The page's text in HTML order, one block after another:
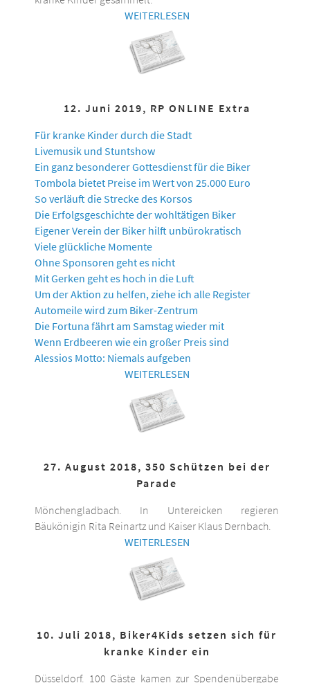
WEITERLESEN
12. Juni 2019, RP ONLINE Extra
Für kranke Kinder durch die Stadt
Livemusik und Stuntshow
Ein ganz besonderer Gottesdienst für die Biker
Tombola bietet Preise im Wert von 25.000 Euro
So verläuft die Strecke des Korsos
Die Erfolgsgeschichte der wohltätigen Biker
Eigener Verein der Biker hilft unbürokratisch
Viele glückliche Momente
Ohne Sponsoren geht es nicht
Mit Gerken geht es hoch in die Luft
Um der Aktion zu helfen, ziehe ich alle Register
Automeile wird zum Biker-Zentrum
Die Fortuna fährt am Samstag wieder mit
Wenn Erdbeeren wie ein großer Preis sind
Alessios Motto: Niemals aufgeben
WEITERLESEN
27. August 2018, 350 Schützen bei der
Parade
Mönchengladbach. In Untereicken regieren
Bäukönigin Rita Reinartz und Kaiser Klaus Dernbach.
WEITERLESEN
10. Juli 2018, Biker4Kids setzen sich für
kranke Kinder ein
Düsseldorf. 100 Gäste kamen zur Spendenübergabe